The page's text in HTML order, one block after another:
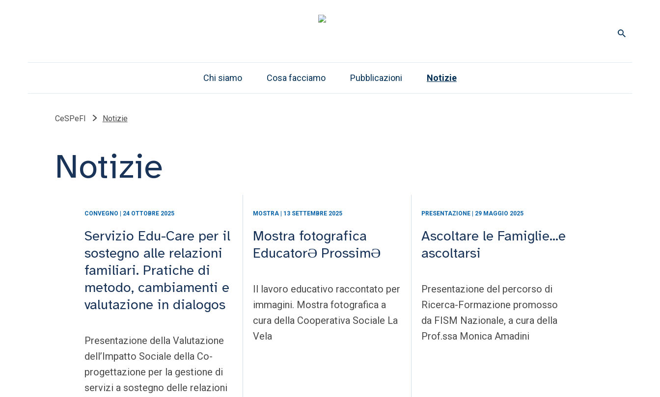
Chi siamo Cosa facciamo Pubblicazioni Notizie
CeSPeFI Notizie
Notizie
CONVEGNO | 24 OTTOBRE 2025
Servizio Edu-Care per il
sostegno alle relazioni
familiari. Pratiche di
metodo, cambiamenti e
valutazione in dialogos
Presentazione della Valutazione
dell’Impatto Sociale della Co-
progettazione per la gestione di
servizi a sostegno delle relazioni
MOSTRA | 13 SETTEMBRE 2025
Mostra fotografica
EducatorƏ ProssimƏ
Il lavoro educativo raccontato per
immagini. Mostra fotografica a
cura della Cooperativa Sociale La
Vela
PRESENTAZIONE | 29 MAGGIO 2025
Ascoltare le Famiglie...e
ascoltarsi
Presentazione del percorso di
Ricerca-Formazione promosso
da FISM Nazionale, a cura della
Prof.ssa Monica Amadini